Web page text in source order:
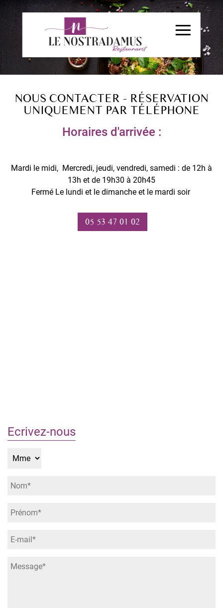
NOUS CONTACTER - RÉSERVATION
UNIQUEMENT PAR TÉLÉPHONE
Horaires d'arrivée :
Mardi le midi, Mercredi, jeudi, vendredi, samedi : de 12h à
13h et de 19h30 à 20h45
Fermé Le lundi et le dimanche et le mardi soir
05 53 47 01 02
Ecrivez-nous